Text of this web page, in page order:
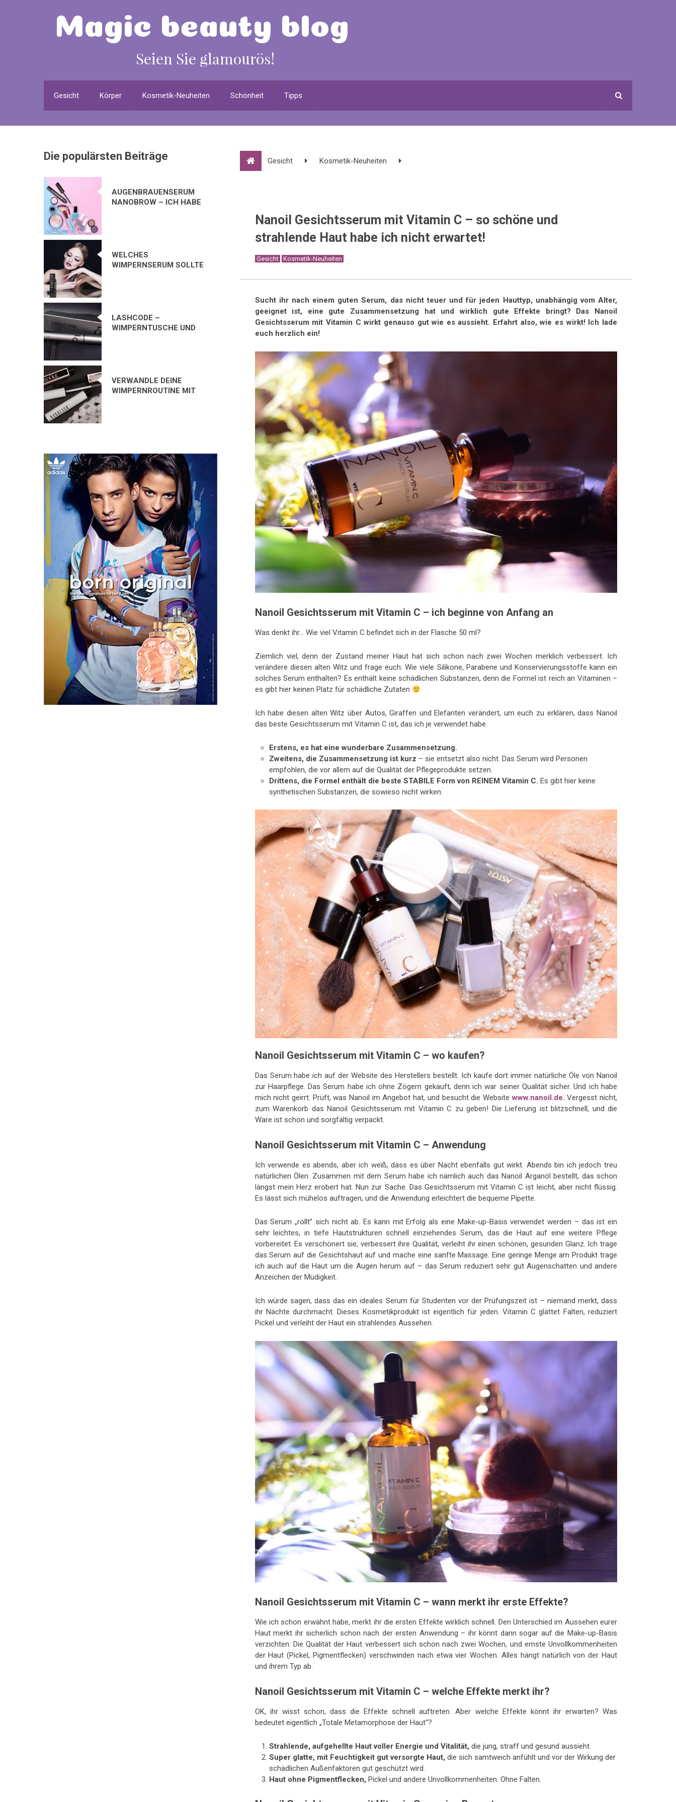
Gesicht Körper Kosmetik-Neuheiten Schönheit Tipps
Gesicht Kosmetik-Neuheiten
Nanoil Gesichtsserum mit Vitamin C – so schöne und
strahlende Haut habe ich nicht erwartet!
Gesicht Kosmetik-Neuheiten
Sucht ihr nach einem guten Serum, das nicht teuer und für jeden Hauttyp, unabhängig vom Alter,
geeignet ist, eine gute Zusammensetzung hat und wirklich gute Effekte bringt? Das Nanoil
Gesichtsserum mit Vitamin C wirkt genauso gut wie es aussieht. Erfahrt also, wie es wirkt! Ich lade
euch herzlich ein!
Nanoil Gesichtsserum mit Vitamin C – ich beginne von Anfang an
Was denkt ihr… Wie viel Vitamin C befindet sich in der Flasche 50 ml?
Ziemlich viel, denn der Zustand meiner Haut hat sich schon nach zwei Wochen merklich verbessert. Ich
verändere diesen alten Witz und frage euch: Wie viele Silikone, Parabene und Konservierungsstoffe kann ein
solches Serum enthalten? Es enthält keine schädlichen Substanzen, denn die Formel ist reich an Vitaminen –
es gibt hier keinen Platz für schädliche Zutaten
Ich habe diesen alten Witz über Autos, Giraffen und Elefanten verändert, um euch zu erklären, dass Nanoil
das beste Gesichtsserum mit Vitamin C ist, das ich je verwendet habe.
Erstens, es hat eine wunderbare Zusammensetzung.
Zweitens, die Zusammensetzung ist kurz – sie entsetzt also nicht. Das Serum wird Personen
empfohlen, die vor allem auf die Qualität der Pflegeprodukte setzen.
Drittens, die Formel enthält die beste STABILE Form von REINEM Vitamin C. Es gibt hier keine
synthetischen Substanzen, die sowieso nicht wirken.
Nanoil Gesichtsserum mit Vitamin C – wo kaufen?
Das Serum habe ich auf der Website des Herstellers bestellt. Ich kaufe dort immer natürliche Öle von Nanoil
zur Haarpflege. Das Serum habe ich ohne Zögern gekauft, denn ich war seiner Qualität sicher. Und ich habe
mich nicht geirrt. Prüft, was Nanoil im Angebot hat, und besucht die Websitewww.nanoil.de. Vergesst nicht,
zum Warenkorb das Nanoil Gesichtsserum mit Vitamin C zu geben! Die Lieferung ist blitzschnell, und die
Ware ist schön und sorgfältig verpackt.
Nanoil Gesichtsserum mit Vitamin C – Anwendung
Ich verwende es abends, aber ich weiß, dass es über Nacht ebenfalls gut wirkt. Abends bin ich jedoch treu
natürlichen Ölen. Zusammen mit dem Serum habe ich nämlich auch das Nanoil Arganöl bestellt, das schon
längst mein Herz erobert hat. Nun zur Sache. Das Gesichtsserum mit Vitamin C ist leicht, aber nicht flüssig.
Es lässt sich mühelos auftragen, und die Anwendung erleichtert die bequeme Pipette.
Das Serum „rollt” sich nicht ab. Es kann mit Erfolg als eine Make-up-Basis verwendet werden – das ist ein
sehr leichtes, in tiefe Hautstrukturen schnell einziehendes Serum, das die Haut auf eine weitere Pflege
vorbereitet. Es verschönert sie, verbessert ihre Qualität, verleiht ihr einen schönen, gesunden Glanz. Ich trage
das Serum auf die Gesichtshaut auf und mache eine sanfte Massage. Eine geringe Menge am Produkt trage
ich auch auf die Haut um die Augen herum auf – das Serum reduziert sehr gut Augenschatten und andere
Anzeichen der Müdigkeit.
Ich würde sagen, dass das ein ideales Serum für Studenten vor der Prüfungszeit ist – niemand merkt, dass
ihr Nächte durchmacht. Dieses Kosmetikprodukt ist eigentlich für jeden. Vitamin C glättet Falten, reduziert
Pickel und verleiht der Haut ein strahlendes Aussehen.
Nanoil Gesichtsserum mit Vitamin C – wann merkt ihr erste Effekte?
Wie ich schon erwähnt habe, merkt ihr die ersten Effekte wirklich schnell. Den Unterschied im Aussehen eurer
Haut merkt ihr sicherlich schon nach der ersten Anwendung – ihr könnt dann sogar auf die Make-up-Basis
verzichten. Die Qualität der Haut verbessert sich schon nach zwei Wochen, und ernste Unvollkommenheiten
der Haut (Pickel, Pigmentflecken) verschwinden nach etwa vier Wochen. Alles hängt natürlich von der Haut
und ihrem Typ ab.
Nanoil Gesichtsserum mit Vitamin C – welche Effekte merkt ihr?
OK, ihr wisst schon, dass die Effekte schnell auftreten. Aber welche Effekte könnt ihr erwarten? Was
bedeutet eigentlich „Totale Metamorphose der Haut“?
Strahlende, aufgehellte Haut voller Energie und Vitalität, die jung, straff und gesund aussieht.
Super glatte, mit Feuchtigkeit gut versorgte Haut, die sich samtweich anfühlt und vor der Wirkung der
schädlichen Außenfaktoren gut geschützt wird.
Haut ohne Pigmentflecken, Pickel und andere Unvollkommenheiten. Ohne Falten.
Die populärsten Beiträge
AUGENBRAUENSERUM
NANOBROW – ICH HABE
WELCHES
WIMPERNSERUM SOLLTE
LASHCODE –
WIMPERNTUSCHE UND
VERWANDLE DEINE
WIMPERNROUTINE MIT